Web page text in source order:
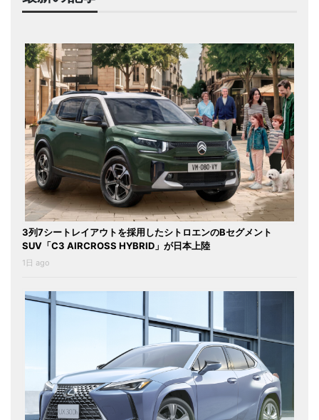
3列7シートレイアウトを採用したシトロエンのBセグメント
SUV「C3 AIRCROSS HYBRID」が日本上陸
1日 ago